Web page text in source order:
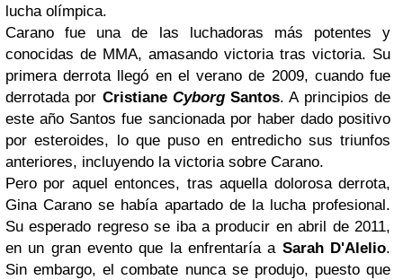
lucha olímpica.
Carano fue una de las luchadoras más potentes y
conocidas de MMA, amasando victoria tras victoria. Su
primera derrota llegó en el verano de 2009, cuando fue
derrotada por Cristiane CyborgSantos. A principios de
este año Santos fue sancionada por haber dado positivo
por esteroides, lo que puso en entredicho sus triunfos
anteriores, incluyendo la victoria sobre Carano.
Pero por aquel entonces, tras aquella dolorosa derrota,
Gina Carano se había apartado de la lucha profesional.
Su esperado regreso se iba a producir en abril de 2011,
en un gran evento que la enfrentaría a Sarah D'Alelio.
Sin embargo, el combate nunca se produjo, puesto que